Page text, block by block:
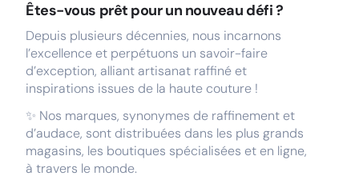
Êtes-vous prêt pour un nouveau défi ?
Depuis plusieurs décennies, nous incarnons
l’excellence et perpétuons un savoir-faire
d’exception, alliant artisanat raffiné et
inspirations issues de la haute couture !
✨ Nos marques, synonymes de raffinement et
d’audace, sont distribuées dans les plus grands
magasins, les boutiques spécialisées et en ligne,
à travers le monde.